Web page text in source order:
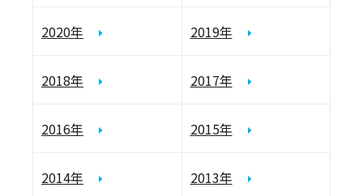
2020年 2019年
2018年 2017年
2016年 2015年
2014年 2013年